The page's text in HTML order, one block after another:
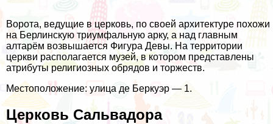
Ворота, ведущие в церковь, по своей архитектуре похожи
на Берлинскую триумфальную арку, а над главным
алтарём возвышается Фигура Девы. На территории
церкви располагается музей, в котором представлены
атрибуты религиозных обрядов и торжеств.
Местоположение: улица де Беркуэр — 1.
Церковь Сальвадора